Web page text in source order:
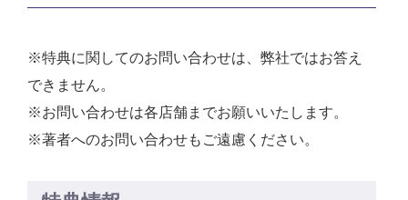
※特典に関してのお問い合わせは、弊社ではお答え
できません。
※お問い合わせは各店舗までお願いいたします。
※著者へのお問い合わせもご遠慮ください。